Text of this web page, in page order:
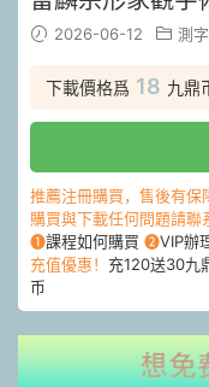
2026-06-12 測
下載價格爲 18 九鼎
推薦注冊購買，售後有保
購買與下載任何問題請
❶課程如何購買 ❷VIP辦
充值優惠！ 充120送30九
币